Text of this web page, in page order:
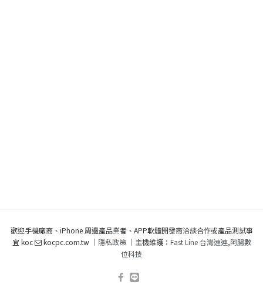
歡迎手機廠商、iPhone 周邊產品業者、APP軟體開發商洽談合作或產品測試事
宜 koc
kocpc.com.tw ｜ 隱私政策｜主機維護： Fast Line 台灣速連,阿腸數
位科技